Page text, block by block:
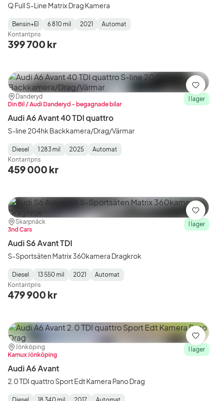
Populära versioner:
Audi A6 Allroad Quattro
Audi RS 6
Q Full S-Line Matrix Drag Kamera
Fuel
Type:
Bensin+El
Mätarställning:
6 810 mil
Model
Year:
2021
Gearbox
Type:
Automat
Kontantpris
399 700 kr
Plats:
Danderyd
Återförsäljare:
Din Bil / Audi Danderyd - begagnade bilar
I lager
Audi A6 Avant 40 TDI quattro
S-line 204hk Backkamera/Drag/Värmar
Fuel
Type:
Diesel
Mätarställning:
1 283 mil
Model
Year:
2025
Gearbox
Type:
Automat
Kontantpris
459 000 kr
Spara
Plats:
Skarpnäck
Återförsäljare:
3nd Cars
I lager
Audi S6 Avant TDI
S-Sportsäten Matrix 360kamera Dragkrok
Fuel
Type:
Diesel
Mätarställning:
13 550 mil
Model
Year:
2021
Gearbox
Type:
Automat
Kontantpris
479 900 kr
Spara
Plats:
Jönköping
Återförsäljare:
Kamux Jönköping
I lager
Audi A6 Avant
2.0 TDI quattro Sport Edt Kamera Pano Drag
Spara